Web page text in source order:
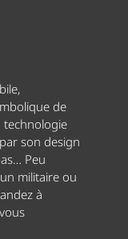
de
technologie
son design
Peu
militaire ou
à